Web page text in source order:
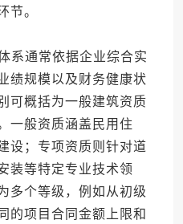
节。
通常依据企业综合实
绩规模以及财务健康状
可概括为一般建筑资质
一般资质涵盖民用住
设；专项资质则针对道
装等特定专业技术领
多个等级，例如从初级
的项目合同金额上限和